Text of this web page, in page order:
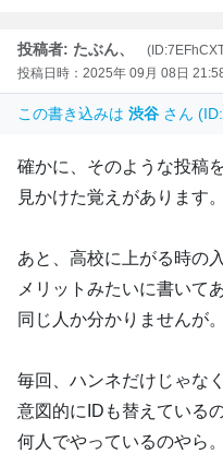
投稿者: たぶん、
投稿日時：2025年 09月 08日
この書き込みは 渋谷 さん
確かに、そのような投稿
見かけた覚えがあります。
あと、高校に上がる時の
メリットみたいに書いて
同じ人か分かりませんが。
毎回、ハンネだけじゃなく
意図的にIDも替えているの
何人でやっているのやら。